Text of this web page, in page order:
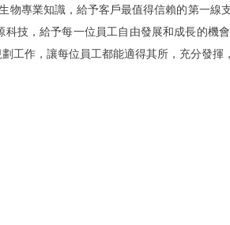
專業知識，給予客戶最值得信賴的第一線
技，給予每一位員工自由發展和成長的機
工作，讓每位員工都能適得其所，充分發揮